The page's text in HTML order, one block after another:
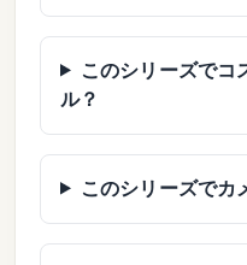
このシリーズでコ
ル？
このシリーズでカ